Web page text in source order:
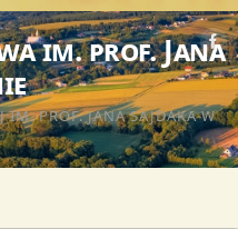
im. prof. Jana
IM. PROF. JANA SAJDAKA W